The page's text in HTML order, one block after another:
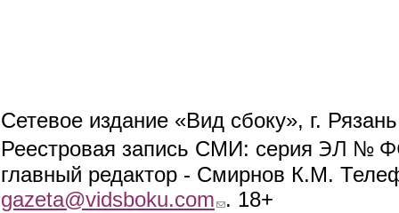
Сетевое издание «Вид сбоку», г.
Реестровая запись СМИ: серия ЭЛ №
главный редактор - Смирнов К.М.
gazeta@vidsboku.com (link sends e-mail)
. 18+